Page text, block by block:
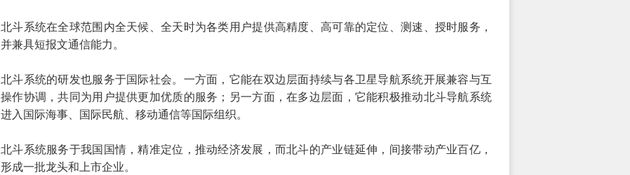
北斗系统在全球范围内全天候、全天时为各类用户提供高精度、高可靠的定位、测速、授时服务，
并兼具短报文通信能力。
北斗系统的研发也服务于国际社会。一方面，它能在双边层面持续与各卫星导航系统开展兼容与互
操作协调，共同为用户提供更加优质的服务；另一方面，在多边层面，它能积极推动北斗导航系统
进入国际海事、国际民航、移动通信等国际组织。
北斗系统服务于我国国情，精准定位，推动经济发展，而北斗的产业链延伸，间接带动产业百亿，
形成一批龙头和上市企业。